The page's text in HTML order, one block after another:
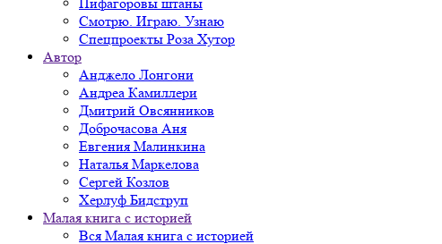
Смотрю. Играю. Узнаю
Спецпроекты Роза Хутор
Автор
Анджело Лонгони
Андреа Камиллери
Дмитрий Овсянников
Доброчасова Аня
Евгения Малинкина
Наталья Маркелова
Сергей Козлов
Херлуф Бидструп
Малая книга с историей
Вся Малая книга с историей